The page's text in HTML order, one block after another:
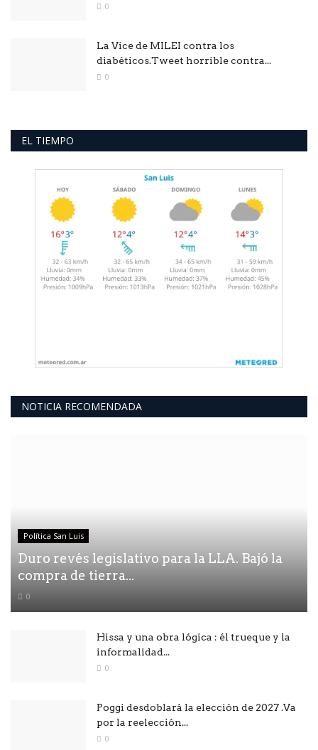
0
La Vice de MILEI contra los
diabéticos.Tweet horrible contra...
0
EL TIEMPO
NOTICIA RECOMENDADA
Política San Luis
Duro revés legislativo para la LLA. Bajó la
compra de tierra...
0
Hissa y una obra lógica : él trueque y la
informalidad...
0
Poggi desdoblará la elección de 2027 .Va
por la reelección...
0